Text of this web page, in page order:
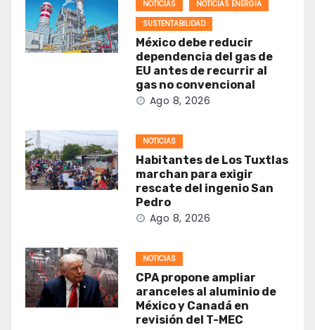
NOTICIAS
NOTICIAS ENERGIA
SUSTENTABILIDAD
México debe reducir
dependencia del gas de
EU antes de recurrir al
gas no convencional
Ago 8, 2026
NOTICIAS
Habitantes de Los Tuxtlas
marchan para exigir
rescate del ingenio San
Pedro
Ago 8, 2026
NOTICIAS
CPA propone ampliar
aranceles al aluminio de
México y Canadá en
revisión del T-MEC